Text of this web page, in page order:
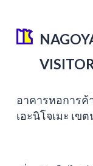
อาคารหอการค้
เอะนิโจเมะ เข